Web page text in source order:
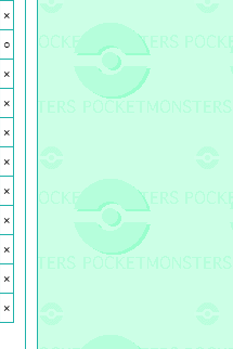
×
○
×
×
×
×
×
×
×
×
×